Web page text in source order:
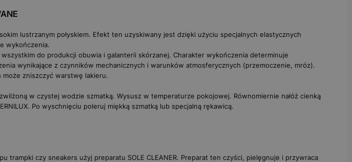
lustrzanym połyskiem. Efekt ten uzyskiwany jest dzięki użyciu specjalnych elastycznych
wykończenia.
do produkcji obuwia i galanterii skórzanej. Charakter wykończenia determinuje
wynikające z czynników mechanicznych i warunków atmosferycznych (przemoczenie, mróz).
zniszczyć warstwę lakieru.
w czystej wodzie szmatką. Wysusz w temperaturze pokojowej. Równomiernie nałóż cienką
. Po wyschnięciu poleruj miękką szmatką lub specjalną rękawicą.
trampki czy sneakers użyj preparatu SOLE CLEANER. Preparat ten czyści, pielęgnuje i przywraca